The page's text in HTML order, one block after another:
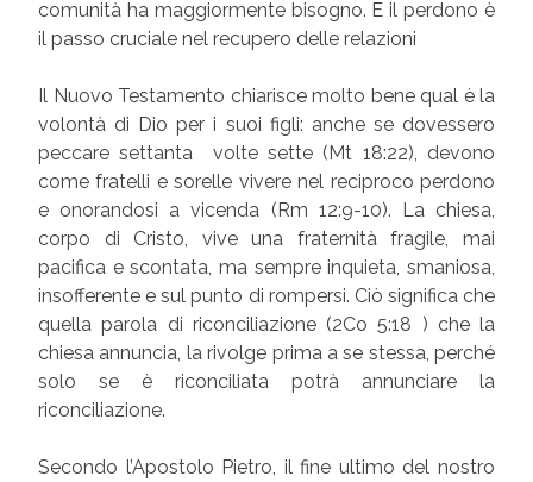
comunità ha maggiormente bisogno. E il perdono è
il passo cruciale nel recupero delle relazioni
Il Nuovo Testamento chiarisce molto bene qual è la
volontà di Dio per i suoi figli: anche se dovessero
peccare settanta volte sette (Mt 18:22), devono
come fratelli e sorelle vivere nel reciproco perdono
e onorandosi a vicenda (Rm 12:9-10). La chiesa,
corpo di Cristo, vive una fraternità fragile, mai
pacifica e scontata, ma sempre inquieta, smaniosa,
insofferente e sul punto di rompersi. Ciò significa che
quella parola di riconciliazione (2Co 5:18 ) che la
chiesa annuncia, la rivolge prima a se stessa, perché
solo se è riconciliata potrà annunciare la
riconciliazione.
Secondo l’Apostolo Pietro, il fine ultimo del nostro